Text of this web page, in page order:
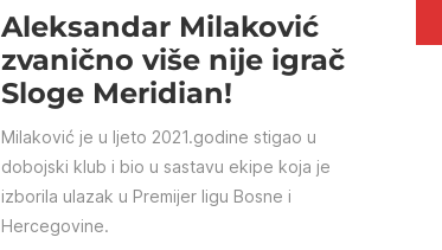
Aleksandar Milaković
zvanično više nije igrač
Sloge Meridian!
Milaković je u ljeto 2021.godine stigao u
dobojski klub i bio u sastavu ekipe koja je
izborila ulazak u Premijer ligu Bosne i
Hercegovine.